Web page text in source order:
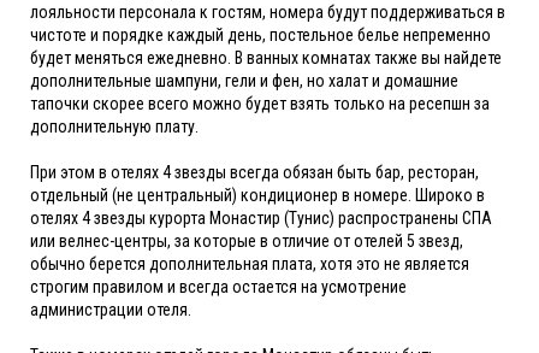
лояльности персонала к гостям, номера будут поддерживаться в
чистоте и порядке каждый день, постельное белье непременно
будет меняться ежедневно. В ванных комнатах также вы найдете
дополнительные шампуни, гели и фен, но халат и домашние
тапочки скорее всего можно будет взять только на ресепшн за
дополнительную плату.
При этом в отелях 4 звезды всегда обязан быть бар, ресторан,
отдельный (не центральный) кондиционер в номере. Широко в
отелях 4 звезды курорта Монастир (Тунис) распространены СПА
или велнес-центры, за которые в отличие от отелей 5 звезд,
обычно берется дополнительная плата, хотя это не является
строгим правилом и всегда остается на усмотрение
администрации отеля.